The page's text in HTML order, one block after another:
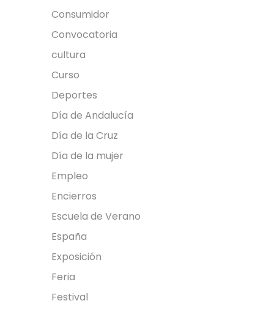
Continuar Leyendo
Consumidor
Convocatoria
cultura
Curso
Deportes
Día de Andalucía
Día de la Cruz
Día de la mujer
Empleo
Encierros
Escuela de Verano
España
Exposición
Feria
Festival